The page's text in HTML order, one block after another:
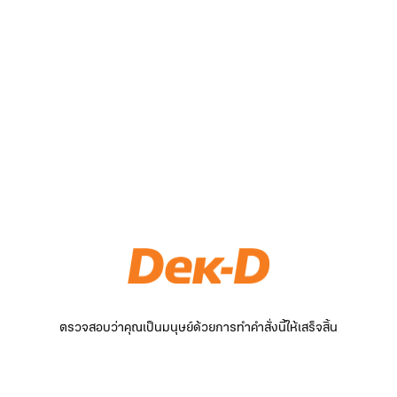
ตรวจสอบว่าคุณเป็นมนุษย์ด้วยการทำคำสั่งนี้ให้เสร็จสิ้น